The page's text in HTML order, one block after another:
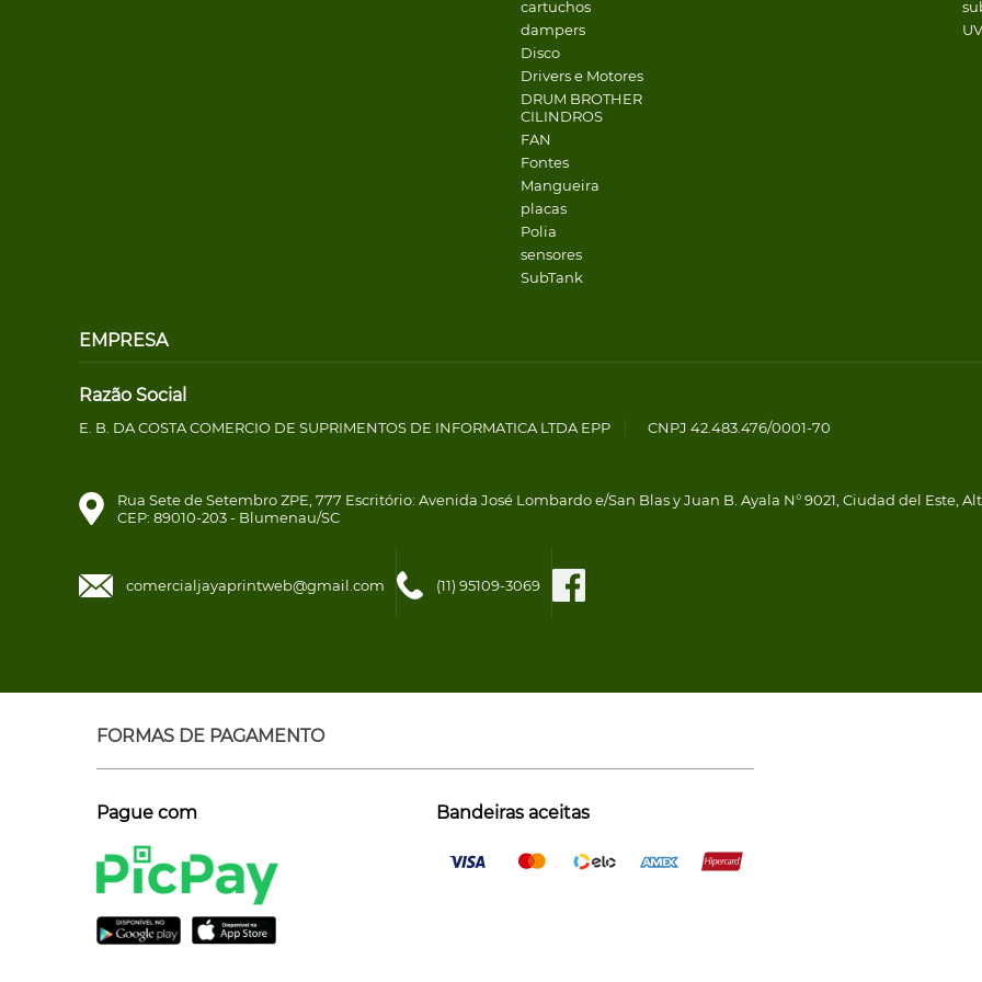
cartuchos
dampers
Disco
Drivers e Motores
DRUM BROTHER
CILINDROS
FAN
Fontes
Mangueira
placas
Polia
sensores
SubTank
UV
EMPRESA
Razão Social
E. B. DA COSTA COMERCIO DE SUPRIMENTOS DE INFORMATICA LTDA EPP CNPJ 42.483.476/0001-70
Rua Sete de Setembro ZPE, 777 Escritório: Avenida José Lombardo e/San Blas y Juan B. Ayala N° 9021, Ciudad del Este,
CEP: 89010-203 - Blumenau/SC
comercialjayaprintweb@gmail.com (11) 95109-3069
FORMAS DE PAGAMENTO
Pague com Bandeiras aceitas